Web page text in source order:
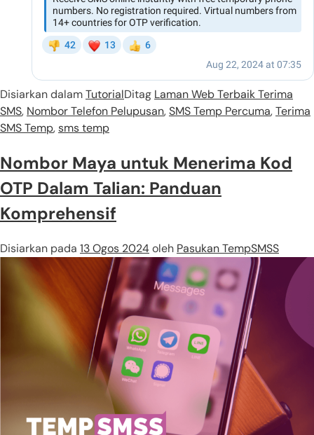
Disiarkan dalamTutorialDitag Laman Web Terbaik Terima
SMS, Nombor Telefon Pelupusan,SMS Temp Percuma,Terima
SMS Temp,sms temp
Nombor Maya untuk Menerima Kod
OTP Dalam Talian: Panduan
Komprehensif
Disiarkan pada 13 Ogos 2024oleh Pasukan TempSMSS